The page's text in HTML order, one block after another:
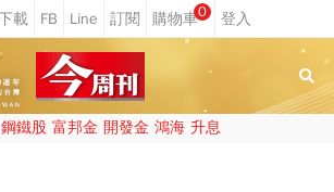
0
鋼鐵股 富邦金 開發金 鴻海 升息